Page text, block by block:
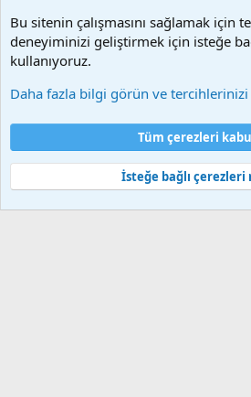
alınmaktadır. Telif hakları
Videoların hiç biri sunucularımızda
Şartlar ve kurallar Gizlilik
Ana sayfa
Community platform by XenForo® © 2010-2025
Bu forum XenGenTr © 2014 - 2026 ürünleri ile
Bu sitenin çalışmasını sağlamak için
deneyiminizi geliştirmek için isteğe
kullanıyoruz.
Daha fazla bilgi görün ve tercihlerinizi
Tüm çerezleri
İsteğe bağlı çerezleri